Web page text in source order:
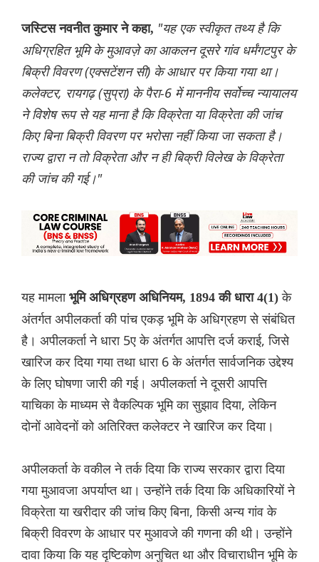
जस्टिस नवनीत कुमार ने कहा, "यह एक स्वीकृत तथ्य है कि
अधिग्रहित भूमि के मुआवज़े का आकलन दूसरे गांव धर्मंगटपुर के
बिक्री विवरण (एक्सटेंशन सी) के आधार पर किया गया था।
कलेक्टर, रायगढ़ (सुप्रा) के पैरा-6 में माननीय सर्वोच्च न्यायालय
ने विशेष रूप से यह माना है कि विक्रेता या विक्रेता की जांच
किए बिना बिक्री विवरण पर भरोसा नहीं किया जा सकता है।
राज्य द्वारा न तो विक्रेता और न ही बिक्री विलेख के विक्रेता
की जांच की गई।"
यह मामला भूमि अधिग्रहण अधिनियम, 1894 की धारा 4(1)के
अंतर्गत अपीलकर्ता की पांच एकड़ भूमि के अधिग्रहण से संबंधित
है। अपीलकर्ता ने धारा 5ए के अंतर्गत आपत्ति दर्ज कराई, जिसे
खारिज कर दिया गया तथा धारा 6 के अंतर्गत सार्वजनिक उद्देश्य
के लिए घोषणा जारी की गई। अपीलकर्ता ने दूसरी आपत्ति
याचिका के माध्यम से वैकल्पिक भूमि का सुझाव दिया, लेकिन
दोनों आवेदनों को अतिरिक्त कलेक्टर ने खारिज कर दिया।
अपीलकर्ता के वकील ने तर्क दिया कि राज्य सरकार द्वारा दिया
गया मुआवजा अपर्याप्त था। उन्होंने तर्क दिया कि अधिकारियों ने
विक्रेता या खरीदार की जांच किए बिना, किसी अन्य गांव के
बिक्री विवरण के आधार पर मुआवजे की गणना की थी। उन्होंने
दावा किया कि यह दृष्टिकोण अनुचित था और विचाराधीन भूमि के